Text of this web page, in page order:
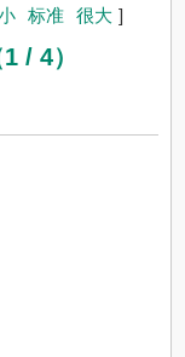
标准 很大 ]
/ 4）